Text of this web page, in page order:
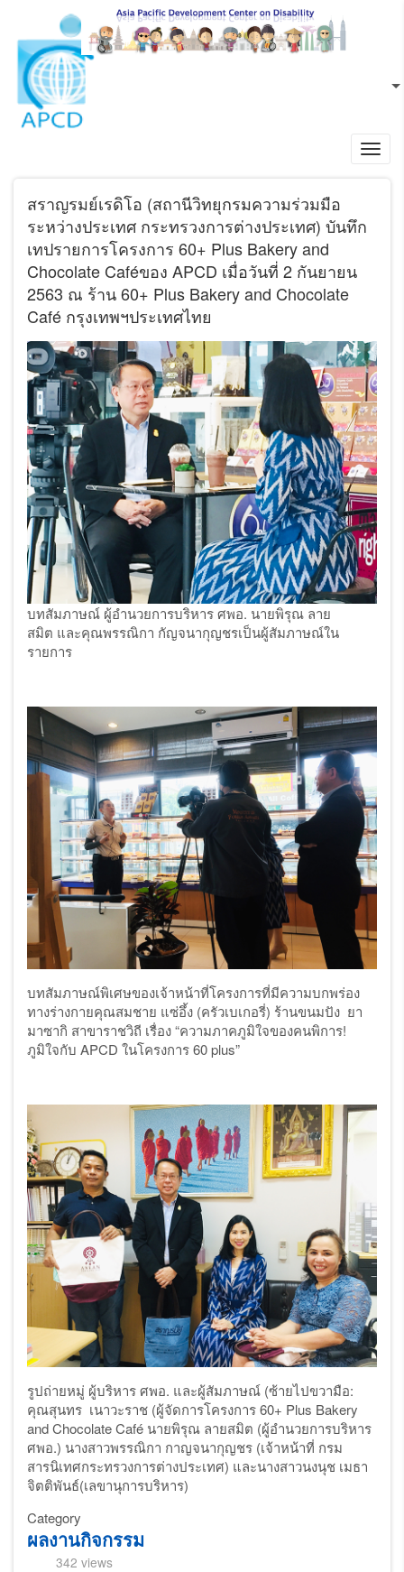
ข้ามไปยังเนื้อหาหลัก
TH
สราญรมย์เรดิโอ (สถานีวิทยุกรมความร่วมมือ
ระหว่างประเทศ กระทรวงการต่างประเทศ) บันทึก
เทปรายการโครงการ 60+ Plus Bakery and
Chocolate Caféของ APCD เมื่อวันที่ 2 กันยายน
2563 ณ ร้าน 60+ Plus Bakery and Chocolate
Café กรุงเทพฯประเทศไทย
บทสัมภาษณ์ ผู้อำนวยการบริหารศพอ. นายพิรุณ ลาย
สมิต และคุณพรรณิกา กัญจนากุญชรเป็นผู้สัมภาษณ์ใน
รายการ
บทสัมภาษณ์พิเศษของเจ้าหน้าที่โครงการที่มีความบกพร่อง
ทางร่างกายคุณสมชาย แซ่อึ้ง (ครัวเบเกอรี่) ร้านขนมปัง ยา
มาซากิ สาขาราชวิถี เรื่อง“ความภาคภูมิใจของคนพิการ!
ภูมิใจกับ APCD ในโครงการ60plus”
รูปถ่ายหมู่ ผู้บริหารศพอ. และผู้สัมภาษณ์ (ซ้ายไปขวามือ:
คุณสุนทร เนาวะราช (ผู้จัดการโครงการ60+ Plus Bakery
and Chocolate Café นายพิรุณ ลายสมิต (ผู้อำนวยการบริหาร
ศพอ.) นางสาวพรรณิกา กาญจนากุญชร (เจ้าหน้าที่ กรม
สารนิเทศกระทรวงการต่างประเทศ) และนางสาวนงนุช เมธา
จิตติพันธ์(เลขานุการบริหาร)
Category
ผลงานกิจกรรม
342 views